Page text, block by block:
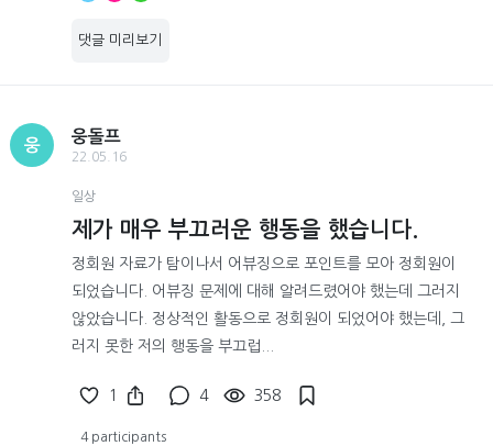
댓글 미리보기
웅
웅돌프
22.05.16
일상
제가 매우 부끄러운 행동을 했습니다.
정회원 자료가 탐이나서 어뷰징으로 포인트를 모아 정회원이
되었습니다. 어뷰징 문제에 대해 알려드렸어야 했는데 그러지
않았습니다. 정상적인 활동으로 정회원이 되었어야 했는데, 그
러지 못한 저의 행동을 부끄럽...
1 4 358
4 participants